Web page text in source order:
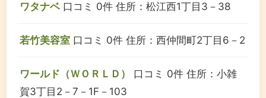
ワタナベ 口コミ 0件 住所：松江西1丁目3－38
若竹美容室 口コミ 0件 住所：西仲間町2丁目6－2
ワールド（ＷＯＲＬＤ） 口コミ 0件 住所：小雑
賀3丁目2－7－1F－103